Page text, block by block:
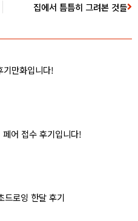
집에서 틈틈히 그려본 것들
만화입니다!
어 접수 후기입니다!
드로잉 한달 후기